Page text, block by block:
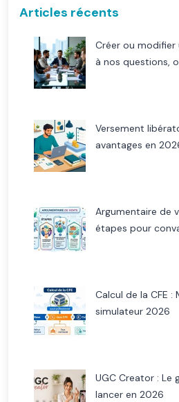
Articles récents
Créer ou modifier
à nos questions,
Versement
avantages en
Argumentaire de
étapes pour
Calcul de la CFE
simulateur 2026
UGC Creator : Le
lancer en 2026